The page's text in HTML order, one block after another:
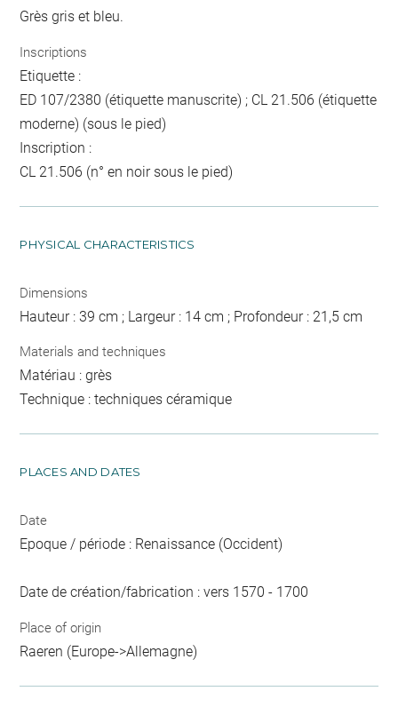
Grès gris et bleu.
Inscriptions
Etiquette :
ED 107/2380 (étiquette manuscrite) ; CL 21.506 (étiquette
moderne) (sous le pied)
Inscription :
CL 21.506 (n° en noir sous le pied)
PHYSICAL CHARACTERISTICS
Dimensions
Hauteur : 39 cm ; Largeur : 14 cm ; Profondeur : 21,5 cm
Materials and techniques
Matériau : grès
Technique : techniques céramique
PLACES AND DATES
Date
Epoque / période : Renaissance (Occident)
Date de création/fabrication : vers 1570 - 1700
Place of origin
Raeren (Europe->Allemagne)